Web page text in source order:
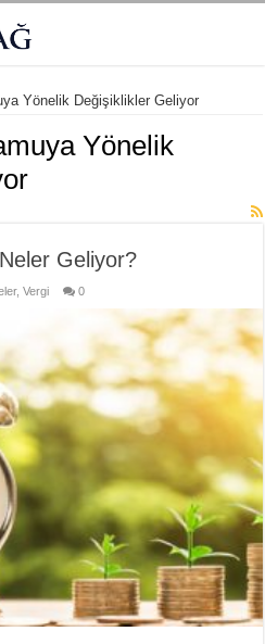
Yönelik Değişiklikler Geliyor
Yönelik
Geliyor?
,Vergi 0